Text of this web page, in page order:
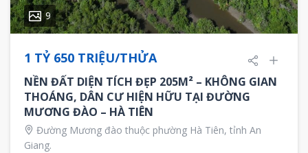
9
1 TỶ 650 TRIỆU/THỬA
NỀN ĐẤT DIỆN TÍCH ĐẸP 205M² – KHÔNG GIAN
THOÁNG, DÂN CƯ HIỆN HỮU TẠI ĐƯỜNG
MƯƠNG ĐÀO – HÀ TIÊN
Đường Mương đào thuộc phường Hà Tiên, tỉnh An
Giang.